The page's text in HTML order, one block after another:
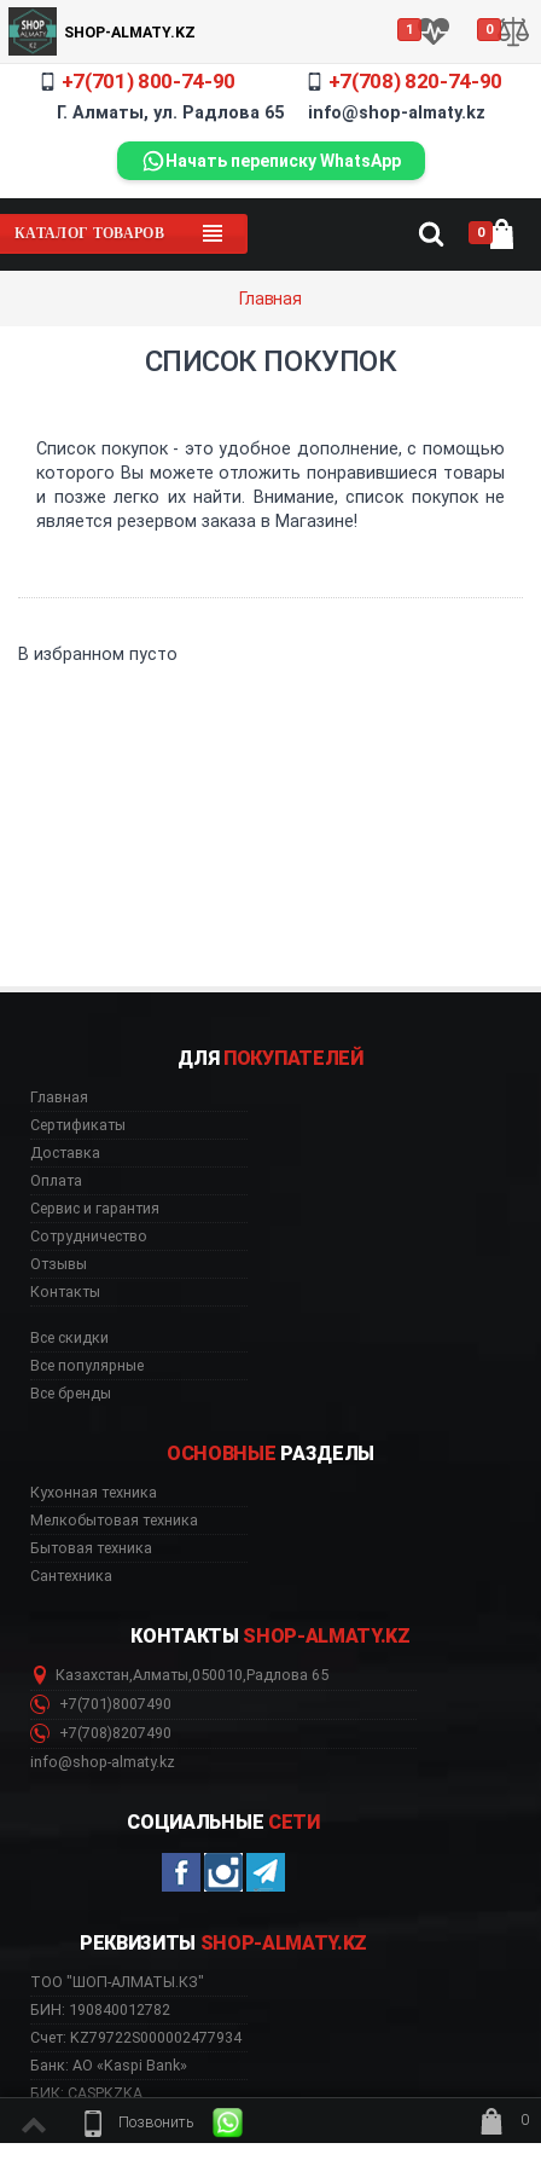
SHOP-ALMATY.KZ 1 0
+7(701) 800-74-90 +7(708) 820-74-90
Г. Алматы, ул. Радлова 65 info@shop-almaty.kz
Начать переписку WhatsApp
КАТАЛОГ ТОВАРОВ 0
Главная
Позвонить
0
ждёт заказ
СПИСОК ПОКУПОК
Список покупок - это удобное дополнение, с помощью
которого Вы можете отложить понравившиеся товары
и позже легко их найти. Внимание, список покупок не
является резервом заказа в Магазине!
В избранном пусто
ДЛЯ ПОКУПАТЕЛЕЙ
Главная
Сертификаты
Доставка
Оплата
Сервис и гарантия
Сотрудничество
Отзывы
Контакты
Все скидки
Все популярные
Все бренды
ОСНОВНЫЕ РАЗДЕЛЫ
Кухонная техника
Мелкобытовая техника
Бытовая техника
Сантехника
КОНТАКТЫ SHOP-ALMATY.KZ
Казахстан,Алматы,050010,Радлова 65
+7(701)8007490
+7(708)8207490
info@shop-almaty.kz
СОЦИАЛЬНЫЕ СЕТИ
РЕКВИЗИТЫ SHOP-ALMATY.KZ
ТОО "ШОП-АЛМАТЫ.КЗ"
БИН: 190840012782
Счет: KZ79722S000002477934
Банк: АО «Kaspi Bank»
БИК: CASPKZKA